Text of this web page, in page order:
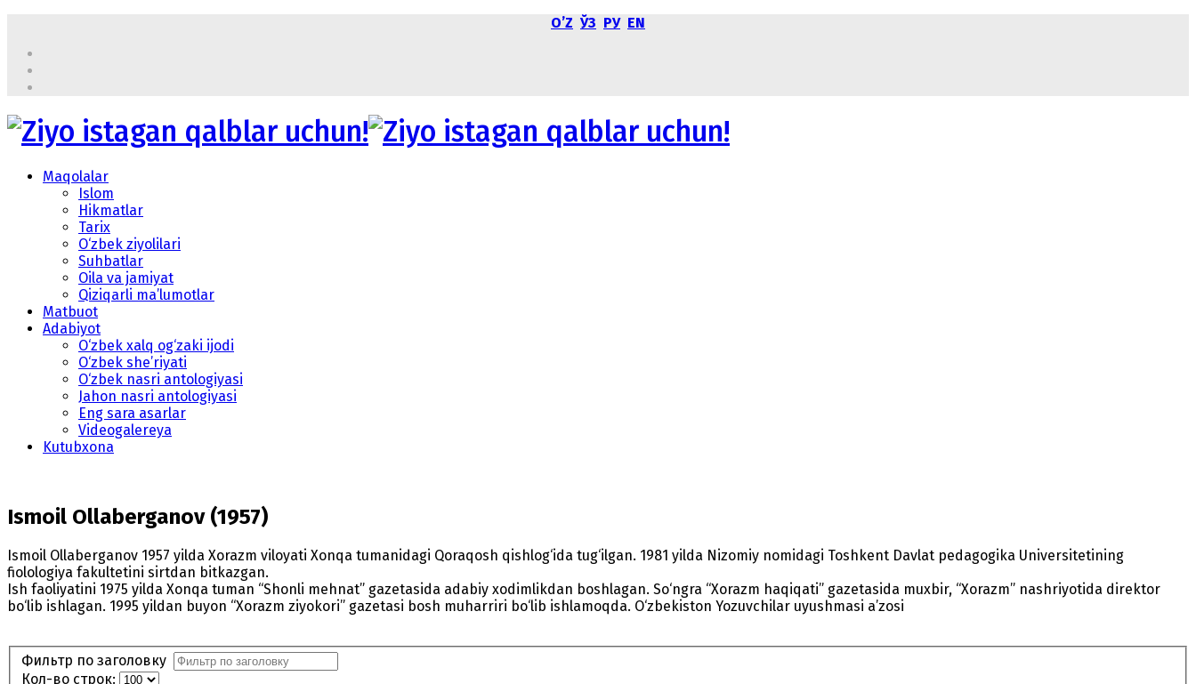
OʼZ ЎЗ РУ EN
Maqolalar
Islom
Hikmatlar
Tarix
O‘zbek ziyolilari
Suhbatlar
Oila va jamiyat
Qiziqarli ma’lumotlar
Matbuot
Adabiyot
O‘zbek xalq og‘zaki ijodi
O‘zbek she’riyati
O‘zbek nasri antologiyasi
Jahon nasri antologiyasi
Eng sara asarlar
Videogalereya
Kutubxona
Ismoil Ollaberganov (1957)
Ismoil Ollaberganov 1957 yilda Xorazm viloyati Xonqa tumanidagi Qoraqosh qishlog‘ida tug‘ilgan. 1981 yilda Nizomiy nomidagi Toshkent Davlat pedagogika Universitetining
fiolologiya fakultetini sirtdan bitkazgan.
Ish faoliyatini 1975 yilda Xonqa tuman “Shonli mehnat” gazetasida adabiy xodimlikdan boshlagan. So‘ngra “Xorazm haqiqati” gazetasida muxbir, “Xorazm” nashriyotida direktor
bo‘lib ishlagan. 1995 yildan buyon “Xorazm ziyokori” gazetasi bosh muharriri bo‘lib ishlamoqda. O‘zbekiston Yozuvchilar uyushmasi a’zosi
Фильтр по заголовку
Кол-во строк: